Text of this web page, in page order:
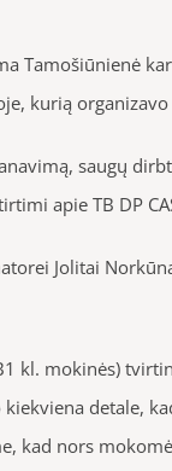
Tamošiūnienė
kurią
saugų
apie TB DP
Jolitai
1 kl. mokinės)
detale,
kad nors